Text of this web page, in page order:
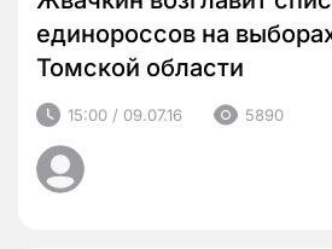
единороссов на
Томской области
15:00 / 09.07.16 5890